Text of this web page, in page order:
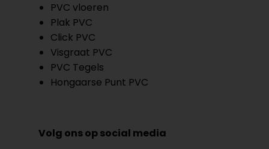
PVC vloeren
Plak PVC
Click PVC
Visgraat PVC
PVC Tegels
Hongaarse Punt PVC
Volg ons op social media